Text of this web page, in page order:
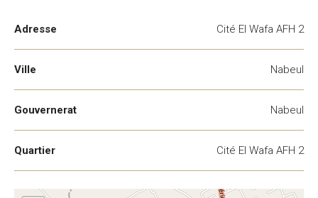
Adresse Cité El Wafa AFH 2
Ville Nabeul
Gouvernerat Nabeul
Quartier Cité El Wafa AFH 2